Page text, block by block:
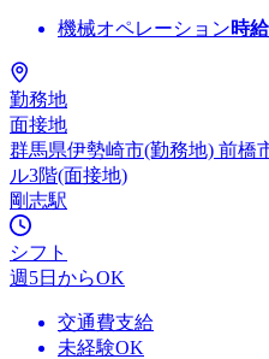
機械オペレーション時給
勤務地
面接地
群馬県伊勢崎市(勤務地) 前橋
ル3階(面接地)
剛志駅
シフト
週5日からOK
交通費支給
未経験OK